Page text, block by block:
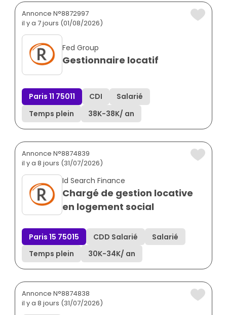
Annonce N°8872997
il y a 7 jours (01/08/2026)
Fed Group
Gestionnaire locatif
Paris 11 75011 CDI
Salarié
Temps plein
38K-38K/ an
Annonce N°8874839
il y a 8 jours (31/07/2026)
Id Search Finance
Chargé de gestion locative
en logement social
Paris 15 75015 CDD Salarié
Salarié
Temps plein
30K-34K/ an
Annonce N°8874838
il y a 8 jours (31/07/2026)